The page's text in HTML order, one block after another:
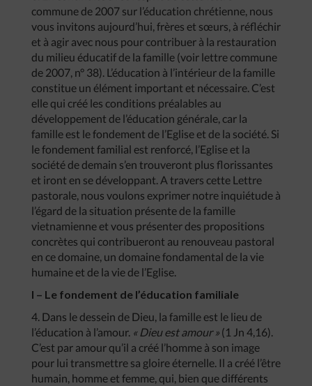
commune de 2007 sur l’éducation chrétienne, nous
vous invitons aujourd’hui, frères et sœurs, à réfléchir
et à agir avec nous pour contribuer à la restauration
du milieu éducatif de la famille (voir lettre commune
de 2007, n° 38). L’éducation à l’intérieur de la famille
constitue un élément important et nécessaire. C’est
elle qui créé les conditions préalables au
développement de l’éducation générale, car la
famille est le fondement de l’Eglise et de la société. Si
le fondement familial est renforcé, l’Eglise et la
société de demain s’en trouveront plus florissantes
et iront en se développant. A travers cette Lettre
pastorale, nous voulons exprimer notre inquiétude à
l’égard de la situation présente de la famille
vietnamienne et vous présenter des propositions
concrètes qui contribueront au renouveau pastoral
en ce domaine, un domaine fondamental de la vie
humaine et de la vie de l’Eglise.
I – Le fondement de l’éducation familiale
4. Dans le dessein de Dieu, la famille est le lieu de
l’éducation à l’amour. « Dieu est amour » (1 Jn 4,16).
C’est par amour qu’il a créé l’homme à son image
pour lui transmettre sa gloire éternelle. Il a créé l’être
humain, homme et femme, qui, bien que différents